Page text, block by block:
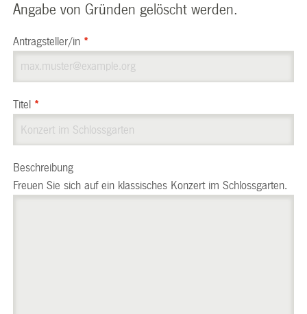
Angabe von Gründen gelöscht werden.
Antragsteller/in *
Titel *
Beschreibung
Freuen Sie sich auf ein klassisches Konzert im Schlossgarten.